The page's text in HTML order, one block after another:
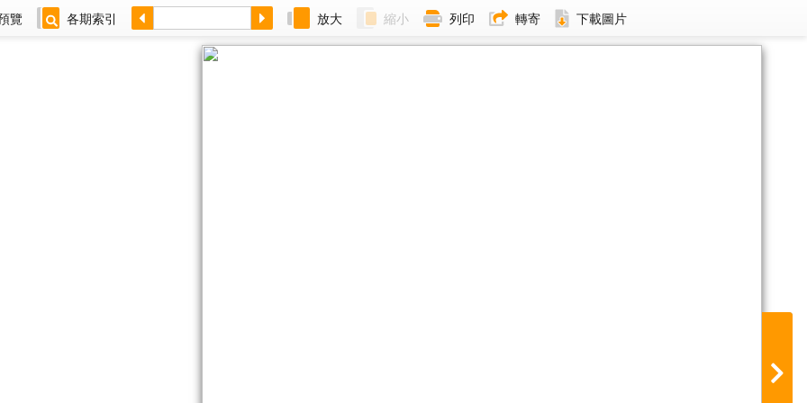
覽 各期索引 放大 縮小 列印 轉寄 下載圖片